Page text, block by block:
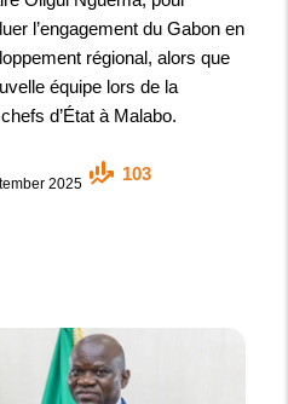
l’engagement du Gabon en
régional, alors que
équipe lors de la
d’État à Malabo.
2025
103